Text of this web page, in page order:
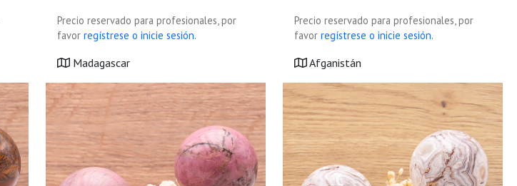
Precio reservado para profesionales, por
favor regístrese o inicie sesión.
Madagascar
Precio reservado para profesionales, por
favor regístrese o inicie sesión.
Afganistán